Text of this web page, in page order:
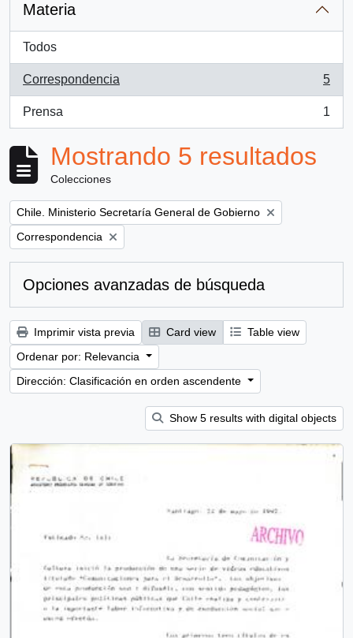
Materia
Todos
Correspondencia
, 5 resultados
5
Prensa
, 1 resultados
1
Mostrando 5 resultados
Colecciones
Remove filter:
Chile. Ministerio Secretaría General de Gobierno
Remove filter:
Correspondencia
Opciones avanzadas de búsqueda
Imprimir vista previa Card view
Table view
Ordenar por: Relevancia
Dirección: Clasificación en orden ascendente
Show 5 results with digital objects